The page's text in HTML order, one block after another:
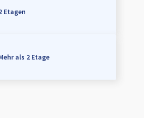
Etagen
als 2 Etage